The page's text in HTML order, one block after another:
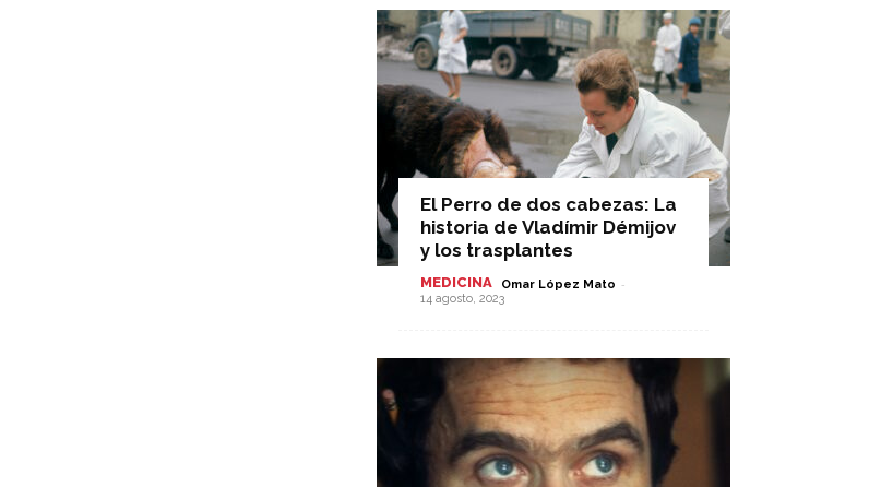
El Perro de dos cabezas: La
historia de Vladímir Démijov
y los trasplantes
MEDICINA Omar López Mato -
14 agosto, 2023